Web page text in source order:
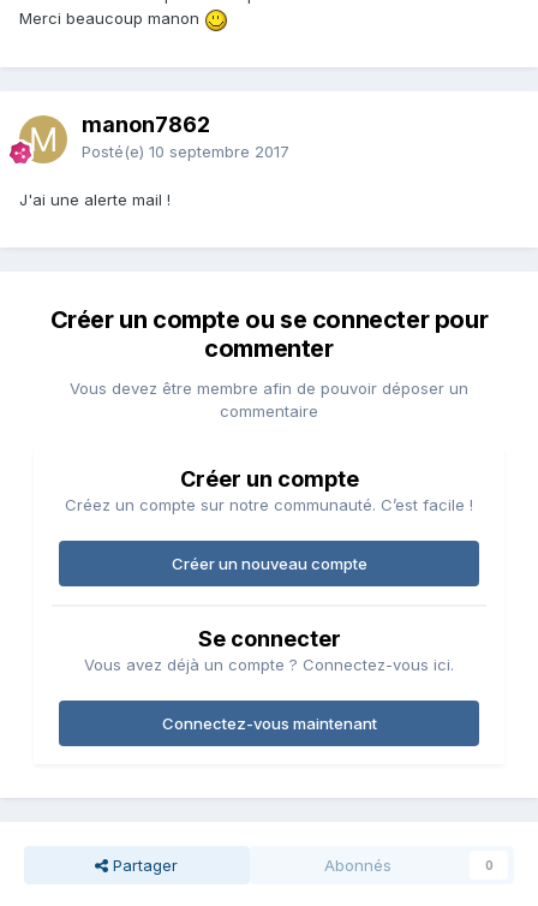
Merci beaucoup manon
manon7862
Posté(e) 10 septembre 2017
J'ai une alerte mail !
Créer un compte ou se connecter pour
commenter
Vous devez être membre afin de pouvoir déposer un
commentaire
Créer un compte
Créez un compte sur notre communauté. C’est facile !
Créer un nouveau compte
Se connecter
Vous avez déjà un compte ? Connectez-vous ici.
Connectez-vous maintenant
Partager Abonnés 0